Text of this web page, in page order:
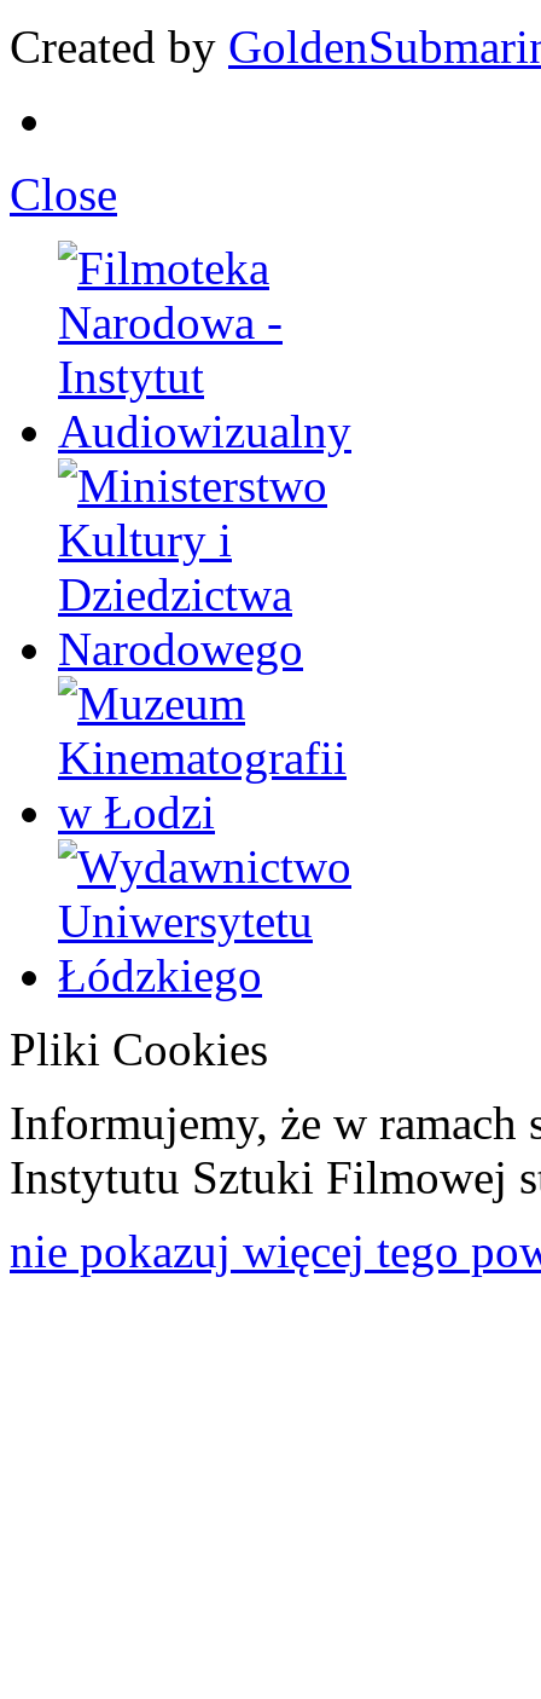
Created by
Close
Pliki Cookies
Informujemy, że w ramach
Instytutu Sztuki Filmowej
nie pokazuj więcej tego